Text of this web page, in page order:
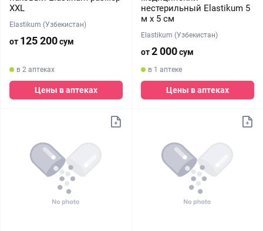
XXL
Elastikum (Узбекистан)
от 125 200сум
в 2 аптеках
Цены в аптеках
нестерильный Elastikum 5
м х 5 см
Elastikum (Узбекистан)
от2 000сум
в 1 аптеке
Цены в аптеках